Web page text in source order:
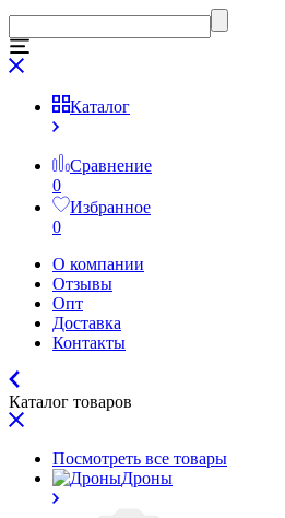
Каталог
Сравнение
0
Избранное
0
О компании
Отзывы
Опт
Доставка
Контакты
Каталог товаров
Посмотреть все товары
Дроны